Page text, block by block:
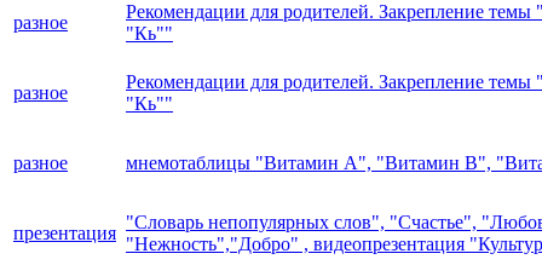
разное
Рекомендации для родителей. Закрепление
"Кь""
разное
Рекомендации для родителей. Закрепление
"Кь""
разное мнемотаблицы "Витамин А", "Витамин В",
презентация
"Словарь непопулярных слов", "Счастье",
"Нежность","Добро" , видеопрезентация